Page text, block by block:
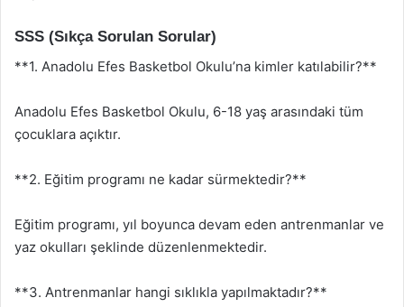
SSS (Sıkça Sorulan Sorular)
**1. Anadolu Efes Basketbol Okulu’na kimler katılabilir?**
Anadolu Efes Basketbol Okulu, 6-18 yaş arasındaki tüm
çocuklara açıktır.
**2. Eğitim programı ne kadar sürmektedir?**
Eğitim programı, yıl boyunca devam eden antrenmanlar ve
yaz okulları şeklinde düzenlenmektedir.
**3. Antrenmanlar hangi sıklıkla yapılmaktadır?**